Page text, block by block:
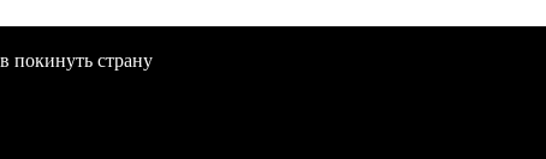
покинуть страну